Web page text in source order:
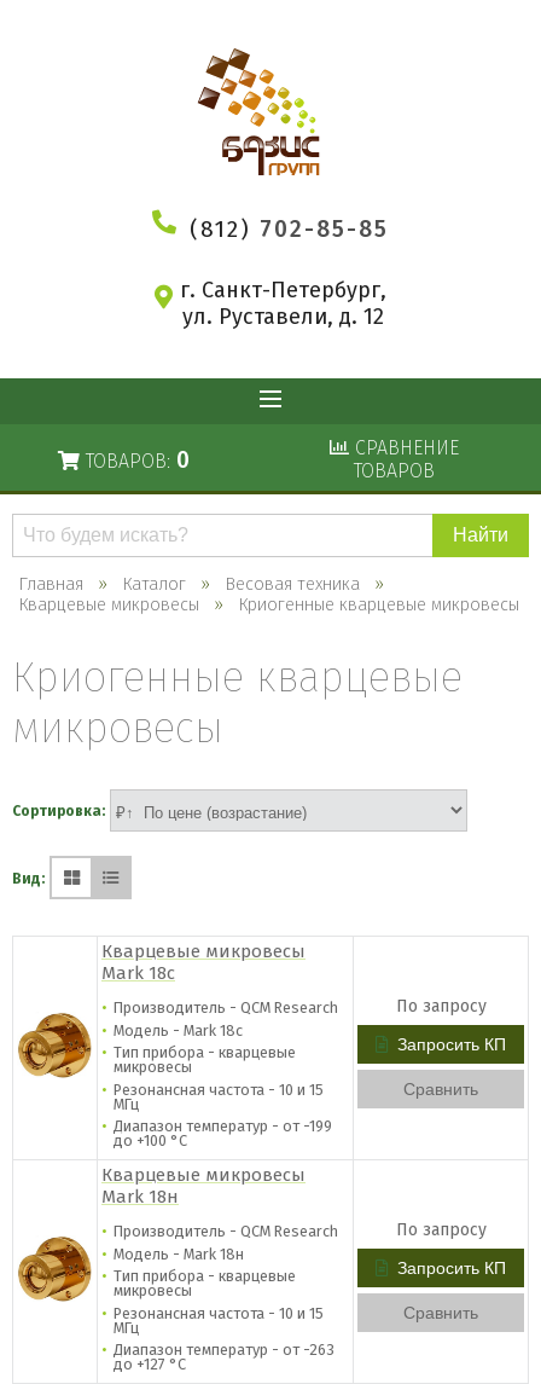
(812) 702-85-85
г. Санкт-Петербург,
ул. Руставели, д. 12
ТОВАРОВ: 0
СРАВНЕНИЕ
ТОВАРОВ
Поиск
каталогу
Главная Каталог
Весовая техника
Кварцевые микровесы
Криогенные кварцевые микровесы
Криогенные кварцевые
микровесы
Сортировка:
Вид:
Кварцевые микровесы
Mark 18с
Производитель - QCM Research
Модель - Mark 18с
Тип прибора - кварцевые
микровесы
Резонансная частота - 10 и 15
МГц
Диапазон температур - от -199
до +100 °C
По запросу
Запросить КП
Сравнить
Кварцевые микровесы
Mark 18н
Производитель - QCM Research
Модель - Mark 18н
Тип прибора - кварцевые
микровесы
Резонансная частота - 10 и 15
МГц
Диапазон температур - от -263
до +127 °C
По запросу
Запросить КП
Сравнить